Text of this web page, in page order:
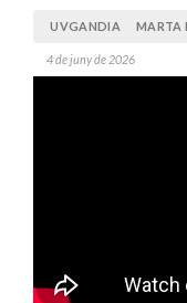
UVGANDIA MARTA
4 de juny de 2026